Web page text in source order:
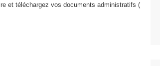
et téléchargez vos documents administratifs (